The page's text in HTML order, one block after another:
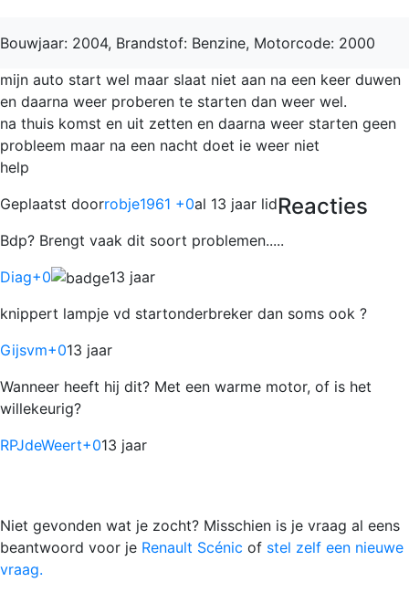
Bouwjaar: 2004, Brandstof: Benzine, Motorcode: 2000
mijn auto start wel maar slaat niet aan na een keer duwen
en daarna weer proberen te starten dan weer wel.
na thuis komst en uit zetten en daarna weer starten geen
probleem maar na een nacht doet ie weer niet
help
Geplaatst doorrobje1961 +0al 13 jaar lidReacties
Bdp? Brengt vaak dit soort problemen.....
Diag+0
13 jaar
knippert lampje vd startonderbreker dan soms ook ?
Gijsvm+013 jaar
Wanneer heeft hij dit? Met een warme motor, of is het
willekeurig?
RPJdeWeert+013 jaar
Niet gevonden wat je zocht? Misschien is je vraag al eens
beantwoord voor je Renault Scénic of stel zelf een nieuwe
vraag.